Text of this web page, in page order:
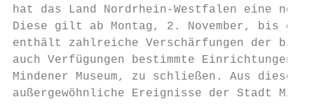
hat das Land Nordrhein-Westfalen eine neue
Diese gilt ab Montag, 2. November, bis
enthält zahlreiche Verschärfungen der
auch Verfügungen bestimmte Einrichtungen,
Mindener Museum, zu schließen. Aus
außergewöhnliche Ereignisse der Stadt